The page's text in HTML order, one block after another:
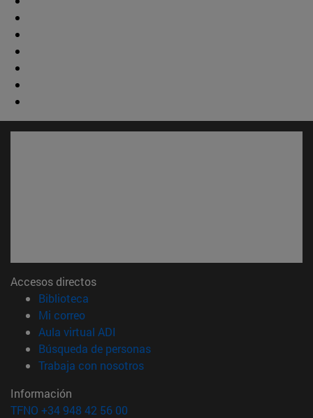
Accesos directos
Biblioteca
Mi correo(abre en nueva ventana)
Aula virtual ADI
Búsqueda de personas(abre en nueva ventana)
Trabaja con nosotros(abre en nueva ventana)
Información
TFNO +34 948 42 56 00